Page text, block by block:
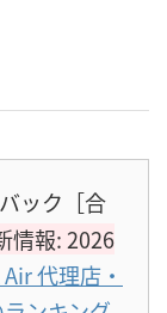
ック［合
情報: 2026
代理店・